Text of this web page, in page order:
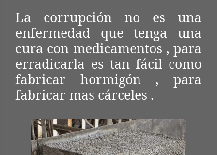
La corrupción no es una
enfermedad que tenga una
cura con medicamentos , para
erradicarla es tan fácil como
fabricar hormigón , para
fabricar mas cárceles .